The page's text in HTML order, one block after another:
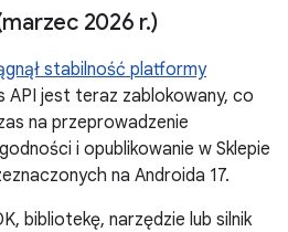
2026 r.)
stabilność platformy
API jest teraz zablokowany, co
na przeprowadzenie
i opublikowanie w Sklepie
na Androida 17.
bibliotekę, narzędzie lub silnik